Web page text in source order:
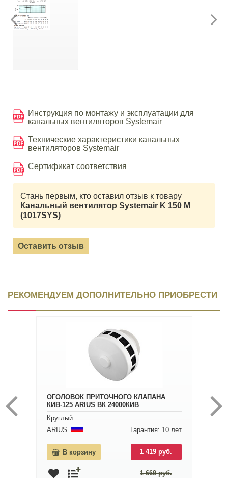
Инструкция по монтажу и эксплуатации для
канальных вентиляторов Systemair
Технические характеристики канальных
вентиляторов Systemair
Сертификат соответствия
Стань первым, кто оставил отзыв к товару
Канальный вентилятор Systemair K 150 M
(1017SYS)
Оставить отзыв
РЕКОМЕНДУЕМ ДОПОЛНИТЕЛЬНО ПРИОБРЕСТИ
ОГОЛОВОК ПРИТОЧНОГО КЛАПАНА
КИВ-125 ARIUS ВК 24000КИВ
Круглый
ARIUS
Гарантия: 10 лет
1 419 руб.
1 669 руб.
В корзину